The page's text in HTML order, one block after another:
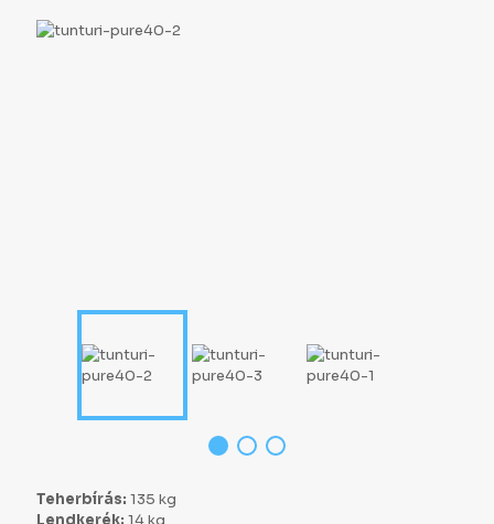
Teherbírás: 135 kg
Lendkerék: 14 kg